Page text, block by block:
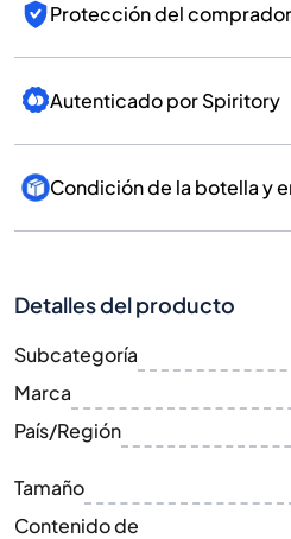
Protección del
Autenticado por Spiritory
Condición de la botella y
Detalles del producto
Subcategoría
Marca
País/Región
Tamaño
Contenido de